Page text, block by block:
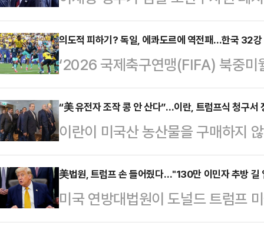
망이다.장 대표는 25일 퇴원 이후
관리위원회 노동조합이 선관위 개
도 개선 방안이 담긴 의견서를 제출
거 의혹 등 사회적 논란을…
주당 전당대회 구도에도 적잖은 파
외적 보완수사권 허용' 기조가 폐지
앞둔 민주당 당권주자들의 압박이
히 정청래 전 대표 등 당권주자들이
을 경쟁적으로 내세워 온 상황에서
으로 당권주자들의 손을 들어준 모
부서울청사에서 긴급 브리핑을 …
의도적 피하기? 독일, 에콰도르에 역전패…한국 32강
‘2026 국제축구연맹(FIFA) 북중미
전패를 당했다. 한국으로서는 좋지
국시각) 미국 뉴욕 뉴저지 스타디
에서 에콰도르에 1-2로 역전패를
출을 확정했던 독일은 동 시간대
승점서 동률을 이뤘지만 승자승 원
드로 32강 토너먼트 진출의 실낱
한 독일의 패배…
“美 유전자 조작 콩 안 산다”…이란, 트럼프식 청구서
이란이 미국산 농산물을 구매하지
미국이 제재 해제와 함께 동결자산
수 있다고 주장한 데 대해 정면으로
모하마드 바게르 갈리바프이란 의
은 미국 농산물을 구매하지 않을
美법원, 트럼프 손 들어줬다…"130만 이민자 추방 길
미국 연방대법원이 도널드 트럼프
대 130만명의 임시 보호지위(TPS)